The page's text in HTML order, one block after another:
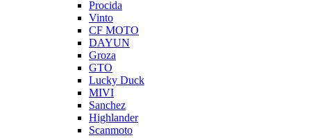
Procida
Vinto
CF MOTO
DAYUN
Groza
GTO
Lucky Duck
MIVI
Sanchez
Highlander
Scanmoto